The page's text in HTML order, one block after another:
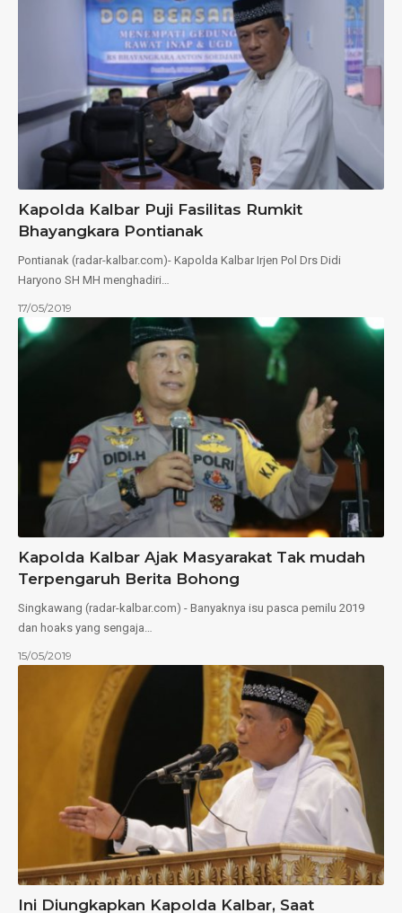
Kapolda Kalbar Puji Fasilitas Rumkit
Bhayangkara Pontianak
Pontianak (radar-kalbar.com)- Kapolda Kalbar Irjen Pol Drs Didi
Haryono SH MH menghadiri…
17/05/2019
Kapolda Kalbar Ajak Masyarakat Tak mudah
Terpengaruh Berita Bohong
Singkawang (radar-kalbar.com) - Banyaknya isu pasca pemilu 2019
dan hoaks yang sengaja…
15/05/2019
Ini Diungkapkan Kapolda Kalbar, Saat